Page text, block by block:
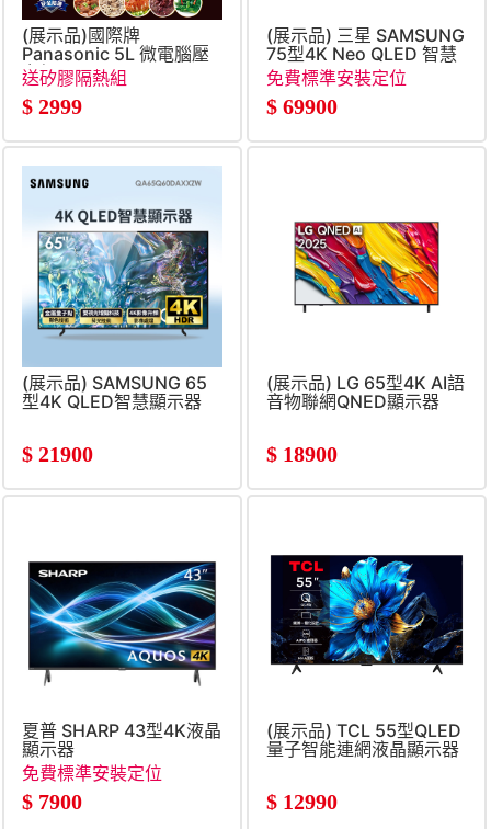
(展示品)國際牌
Panasonic 5L 微電腦壓
力鍋
送矽膠隔熱組
$ 2999
(展示品) 三星 SAMSUNG
75型4K Neo QLED 智慧
顯示器
免費標準安裝定位
$ 69900
(展示品) SAMSUNG 65
型4K QLED智慧顯示器
$ 21900
(展示品) LG 65型4K AI語
音物聯網QNED顯示器
$ 18900
夏普 SHARP 43型4K液晶
顯示器
免費標準安裝定位
$ 7900
(展示品) TCL 55型QLED
量子智能連網液晶顯示器
$ 12990